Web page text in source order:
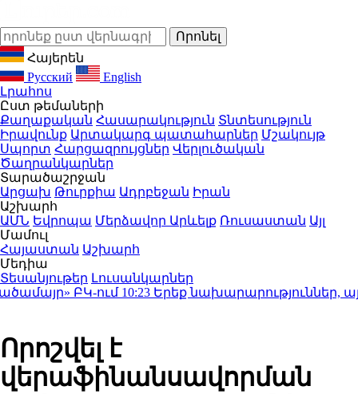
Հայերեն
Русский
English
Լրահոս
Ըստ թեմաների
Քաղաքական Հասարակություն Տնտեսություն
Իրավունք Արտակարգ պատահարներ Մշակույթ
Սպորտ Հարցազրույցներ Վերլուծական
Ծաղրանկարներ
Տարածաշրջան
Արցախ Թուրքիա Ադրբեջան Իրան
Աշխարհ
ԱՄՆ Եվրոպա Մերձավոր Արևելք Ռուսաստան Այլ
Մամուլ
Հայաստան Աշխարհ
Մեդիա
Տեսանյութեր Լուսանկարներ
ԲԿ-ում10:23Երեք նախարարություններ, այդ
Որոշվել է
վերաֆինանսավորման